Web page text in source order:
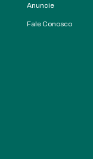
Anuncie
Fale Conosco